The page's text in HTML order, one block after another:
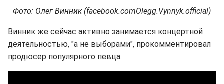
Фото: Олег Винник (facebook.comOlegg.Vynnyk.official)
Винник же сейчас активно занимается концертной
деятельностью, "а не выборами", прокомментировал
продюсер популярного певца.